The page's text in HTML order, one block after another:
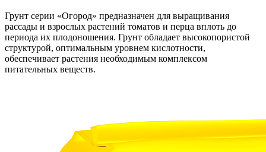
Грунт серии «Огород» предназначен для выращивания
рассады и взрослых растений томатов и перца вплоть до
периода их плодоношения. Грунт обладает высокопористой
структурой, оптимальным уровнем кислотности,
обеспечивает растения необходимым комплексом
питательных веществ.